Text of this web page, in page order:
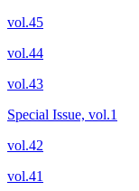
vol.45
vol.44
vol.43
Special Issue, vol.1
vol.42
vol.41